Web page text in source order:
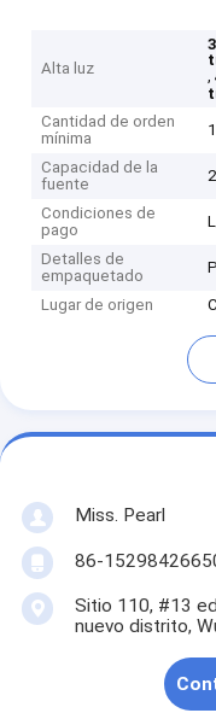
Alta luz
,
Cantidad de orden
mínima
Capacidad de la
fuente
Condiciones de
pago
Detalles de
empaquetado
Lugar de origen
Miss. Pearl
86-
Sitio 110, #13
nuevo distrito,